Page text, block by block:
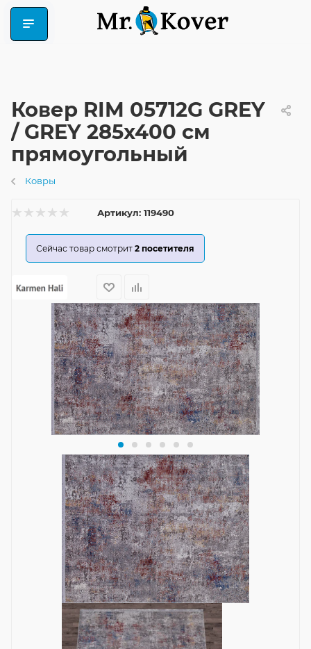
Ковер RIM 05712G GREY
/ GREY 285x400 см
прямоугольный
Ковры
Артикул: 119490
Сейчас товар смотрит 2 посетителя